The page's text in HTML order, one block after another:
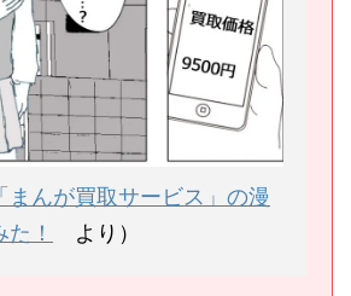
まんが買取サービス」の漫
！
より）